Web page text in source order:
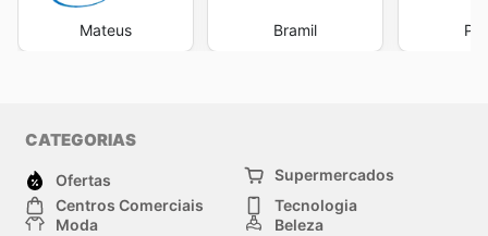
Mateus Bramil
CATEGORIAS
Ofertas
Supermercados
Centros Comerciais
Tecnologia
Moda
Beleza